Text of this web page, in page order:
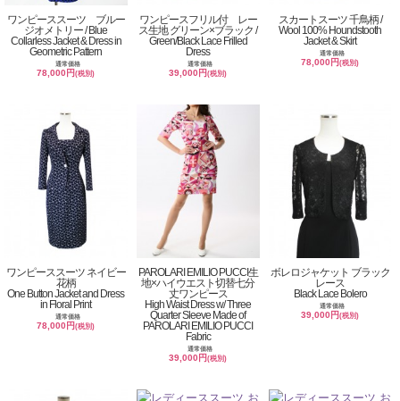
ワンピーススーツ ブルー
ジオメトリー / Blue
Collarless Jacket & Dress in
Geometric Pattern
通常価格
78,000円(税別)
ワンピースフリル付 レー
ス生地 グリーン×ブラック /
Green/Black Lace Frilled
Dress
通常価格
39,000円(税別)
スカートスーツ 千鳥柄 /
Wool 100% Houndstooth
Jacket & Skirt
通常価格
78,000円(税別)
ワンピーススーツ ネイビー
花柄
One Button Jacket and Dress
in Floral Print
通常価格
78,000円(税別)
PAROLARI EMILIO PUCCI生
地×ハイウエスト切替七分
丈ワンピース
High Waist Dress w/ Three
Quarter Sleeve Made of
PAROLARI EMILIO PUCCI
Fabric
通常価格
39,000円(税別)
ボレロジャケット ブラック
レース
Black Lace Bolero
通常価格
39,000円(税別)